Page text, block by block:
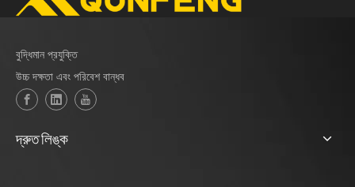
বুদ্ধিমান প্রযুক্তি
উচ্চ দক্ষতা এবং পরিবেশ বান্ধব
দ্রুত লিঙ্ক